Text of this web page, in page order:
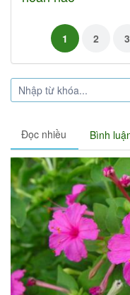
1 2 3
Đọc nhiều Bình